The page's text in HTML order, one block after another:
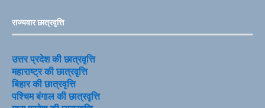
राज्यवार छात्रवृत्ति
उत्तर प्रदेश की छात्रवृत्ति
महाराष्ट्र की छात्रवृत्ति
बिहार की छात्रवृत्ति
पश्चिम बंगाल की छात्रवृत्ति